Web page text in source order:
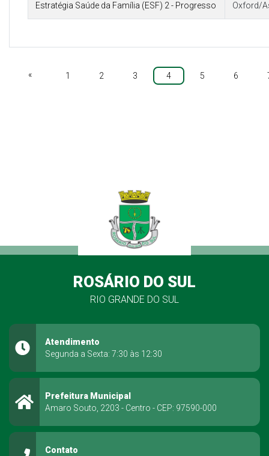
Estratégia Saúde da Família (ESF) 2 - Progresso Oxford/
« 1 2 3 4 5 6
ROSÁRIO DO SUL
RIO GRANDE DO SUL
Atendimento
Segunda a Sexta: 7:30 às 12:30
Prefeitura Municipal
Amaro Souto, 2203 - Centro - CEP: 97590-000
Contato